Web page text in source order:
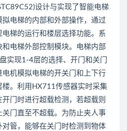
设计与实现了智能电梯
电梯的内部和外部操作，通过
梯的运行和楼层选择功能。系
电梯外部控制模块。电梯内部
实现1-4层的选择、开门和关门
机模拟电梯的开关门和上下行
。利用HX711传感器实时采集
门时进行超载检测，若超载则
门直至不超载。为防止夹人事
管，能够在关门时检测到物体